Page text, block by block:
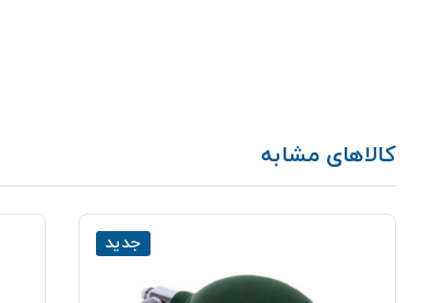
کالاهای مشابه
جدید